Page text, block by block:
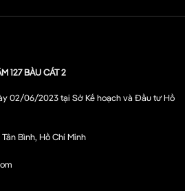
127 BÀU CÁT 2
02/06/2023 tại Sở Kế hoạch và Đầu tư Hồ
Tân Bình, Hồ Chí Minh